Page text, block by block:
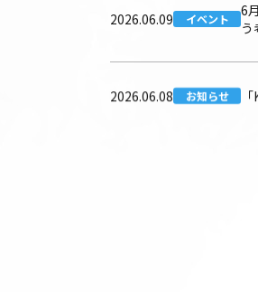
2026.06.09 イベント
6
2026.06.08 お知らせ